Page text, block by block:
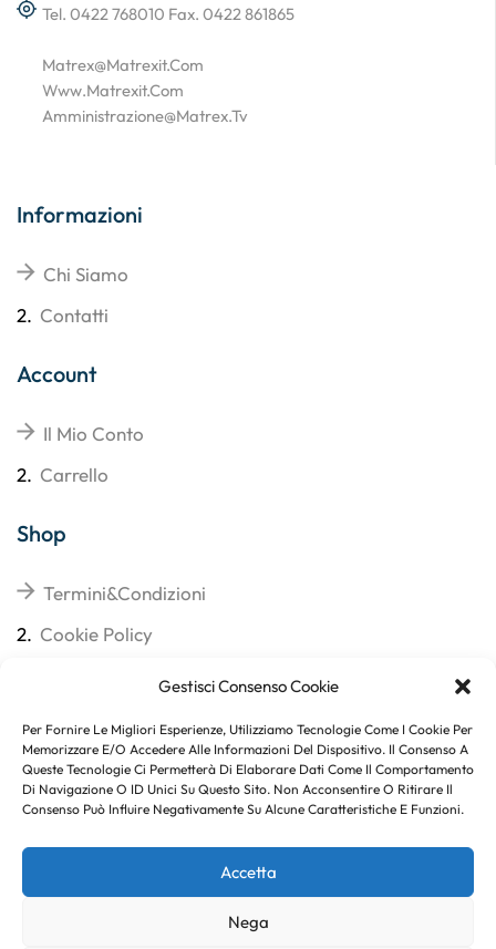
Gestisci Consenso Cookie
Per Fornire Le Migliori Esperienze, Utilizziamo Tecnologie Come I Cookie Per
Memorizzare E/o Accedere Alle Informazioni Del Dispositivo. Il Consenso A
Queste Tecnologie Ci Permetterà Di Elaborare Dati Come Il Comportamento
Di Navigazione O ID Unici Su Questo Sito. Non Acconsentire O Ritirare Il
Consenso Può Influire Negativamente Su Alcune Caratteristiche E Funzioni.
Accetta
Nega
Tel. 0422 768010 Fax. 0422 861865
Matrex@matrexit.com
Www.matrexit.com
Amministrazione@matrex.tv
Informazioni
Chi Siamo
2. Contatti
Account
Il Mio Conto
2. Carrello
Shop
Termini&Condizioni
2. Cookie Policy